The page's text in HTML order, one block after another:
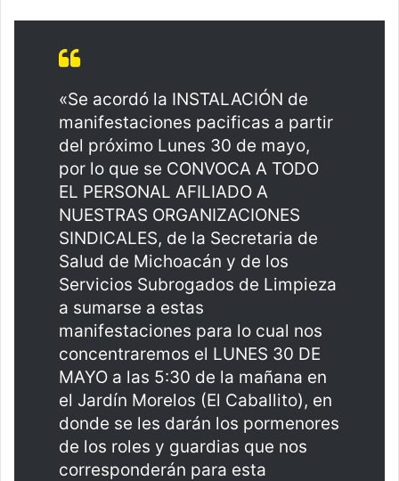
«Se acordó la INSTALACIÓN de
manifestaciones pacificas a partir
del próximo Lunes 30 de mayo,
por lo que se CONVOCA A TODO
EL PERSONAL AFILIADO A
NUESTRAS ORGANIZACIONES
SINDICALES, de la Secretaria de
Salud de Michoacán y de los
Servicios Subrogados de Limpieza
a sumarse a estas
manifestaciones para lo cual nos
concentraremos el LUNES 30 DE
MAYO a las 5:30 de la mañana en
el Jardín Morelos (El Caballito), en
donde se les darán los pormenores
de los roles y guardias que nos
corresponderán para esta